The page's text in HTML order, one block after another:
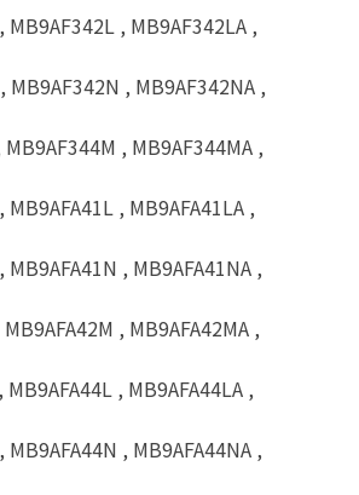
, MB9AF342LA ,
, MB9AF342NA ,
, MB9AF344MA ,
, MB9AFA41LA ,
, MB9AFA41NA ,
, MB9AFA42MA ,
, MB9AFA44LA ,
, MB9AFA44NA ,